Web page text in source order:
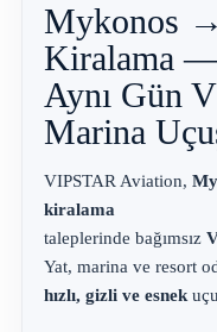
Mykonos
Kiralama
Aynı Gün
Marina
VIPSTAR Aviation,
kiralama
taleplerinde bağımsız
Yat, marina ve resort
hızlı, gizli ve esnek